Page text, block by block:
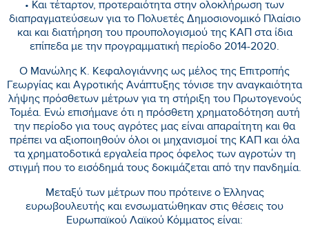
• Και τέταρτον, προτεραιότητα στην ολοκλήρωση των
διαπραγματεύσεων για το Πολυετές Δημοσιονομικό Πλαίσιο
και και διατήρηση του προυπολογισμού της ΚΑΠ στα ίδια
επίπεδα με την προγραμματική περίοδο 2014-2020.
Ο Μανώλης Κ. Κεφαλογιάννης ως μέλος της Επιτροπής
Γεωργίας και Αγροτικής Ανάπτυξης τόνισε την αναγκαιότητα
λήψης πρόσθετων μέτρων για τη στήριξη του Πρωτογενούς
Τομέα. Ενώ επισήμανε ότι η πρόσθετη χρηματοδότηση αυτή
την περίοδο για τους αγρότες μας είναι απαραίτητη και θα
πρέπει να αξιοποιηθούν όλοι οι μηχανισμοί της ΚΑΠ και όλα
τα χρηματοδοτικά εργαλεία προς όφελος των αγροτών τη
στιγμή που το εισόδημά τους δοκιμάζεται από την πανδημία.
Μεταξύ των μέτρων που πρότεινε ο Έλληνας
ευρωβουλευτής και ενσωματώθηκαν στις θέσεις του
Ευρωπαϊκού Λαϊκού Κόμματος είναι: